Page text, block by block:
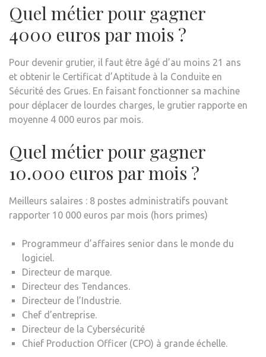
Quel métier pour gagner
4000 euros par mois ?
Pour devenir grutier, il faut être âgé d’au moins 21 ans
et obtenir le Certificat d’Aptitude à la Conduite en
Sécurité des Grues. En faisant fonctionner sa machine
pour déplacer de lourdes charges, le grutier rapporte en
moyenne 4 000 euros par mois.
Quel métier pour gagner
10.000 euros par mois ?
Meilleurs salaires : 8 postes administratifs pouvant
rapporter 10 000 euros par mois (hors primes)
Programmeur d’affaires senior dans le monde du
logiciel.
Directeur de marque.
Directeur des Tendances.
Directeur de l’Industrie.
Chef d’entreprise.
Directeur de la Cybersécurité
Chief Production Officer (CPO) à grande échelle.